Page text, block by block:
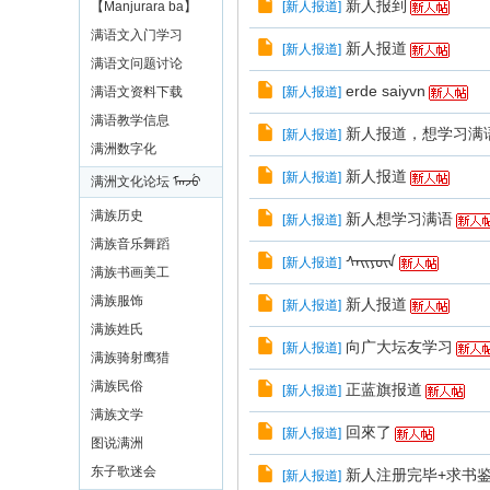
【Manjurara ba】
满语文入门学习
满语文问题讨论
满语文资料下载
满语教学信息
满洲数字化
满洲文化论坛 ᠮᠠᠨᠵᡠ
ᡧᡠ ᠸᡝᠨ ᡴᡡᠸᠠᡵᠠᠨ
满族历史
满族音乐舞蹈
满族书画美工
满族服饰
满族姓氏
满族骑射鹰猎
满族民俗
满族文学
图说满洲
东子歌迷会
[新人报道] 新人报到
[新人报道] 新人报道
[新人报道] erde saiyvn
[新人报道] 新人报道，想学习满
[新人报道] 新人报道
[新人报道] 新人想学习满语
[新人报道] ᠰᠠᡳ᠌ᠶᡡᠨ
[新人报道] 新人报道
[新人报道] 向广大坛友学习
[新人报道] 正蓝旗报道
[新人报道] 回來了
[新人报道] 新人注册完毕+求书